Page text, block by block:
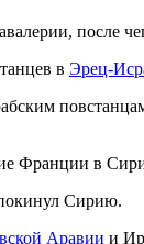
после
в Эрец-
Франции в
покинул Сирию.
Аравии и